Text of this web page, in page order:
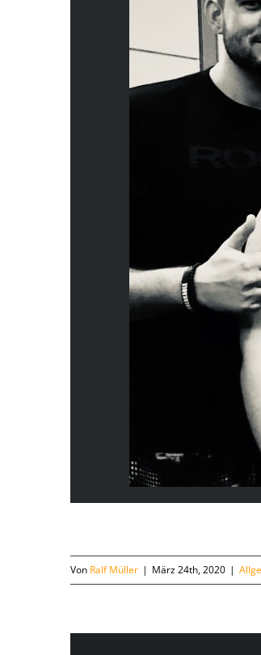
Von Ralf Müller | März 24th, 2020 |